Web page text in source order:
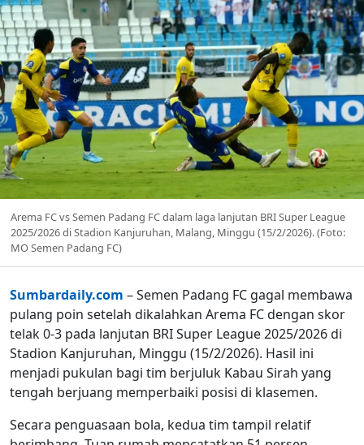
Arema FC vs Semen Padang FC dalam laga lanjutan BRI Super League
2025/2026 di Stadion Kanjuruhan, Malang, Minggu (15/2/2026). (Foto:
MO Semen Padang FC)
Sumbardaily.com – Semen Padang FC gagal membawa
pulang poin setelah dikalahkan Arema FC dengan skor
telak 0-3 pada lanjutan BRI Super League 2025/2026 di
Stadion Kanjuruhan, Minggu (15/2/2026). Hasil ini
menjadi pukulan bagi tim berjuluk Kabau Sirah yang
tengah berjuang memperbaiki posisi di klasemen.
Secara penguasaan bola, kedua tim tampil relatif